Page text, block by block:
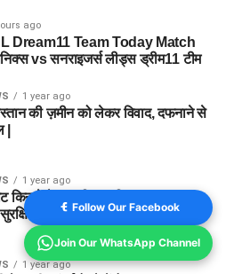
ago
Dream11 Team Today Match
vs सनराइजर्स लीड्स ड्रीम11 टीम
1 year ago
की ज़मीन को लेकर विवाद, दफनाने से
|
1 year ago
किनारे पेड़ पर लिपटा मिला अजगर, वन
रेस्क्यू
1 year ago
Follow Our Facebook
Join Our WhatsApp Channel